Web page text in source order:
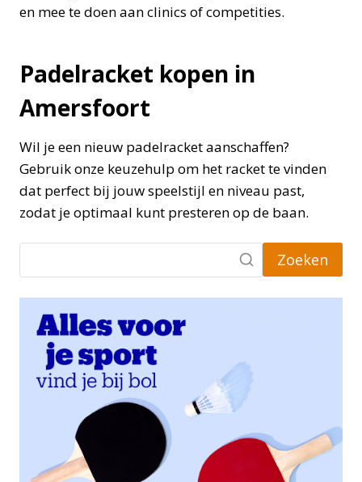
en mee te doen aan clinics of competities.
Padelracket kopen in
Amersfoort
Wil je een nieuw padelracket aanschaffen?
Gebruik onze keuzehulp om het racket te vinden
dat perfect bij jouw speelstijl en niveau past,
zodat je optimaal kunt presteren op de baan.
Zoeken